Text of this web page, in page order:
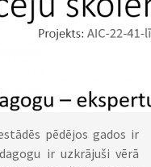
pēdējos gados ir
ir uzkrājuši vērā